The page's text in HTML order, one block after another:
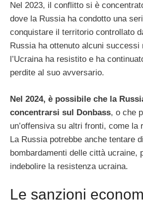
Nel 2023, il conflitto si è
dove la Russia ha condotto una
conquistare il territorio controllato
Russia ha ottenuto alcuni successi
l’Ucraina ha resistito e ha
perdite al suo avversario.
Nel 2024, è possibile che la
concentrarsi sul Donbass, o che
un’offensiva su altri fronti, come la
La Russia potrebbe anche tentare
bombardamenti delle città ucraine,
indebolire la resistenza ucraina.
Le sanzioni